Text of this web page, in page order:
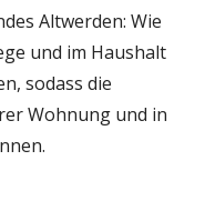
Altwerden: Wie
und im Haushalt
sodass die
Wohnung und in